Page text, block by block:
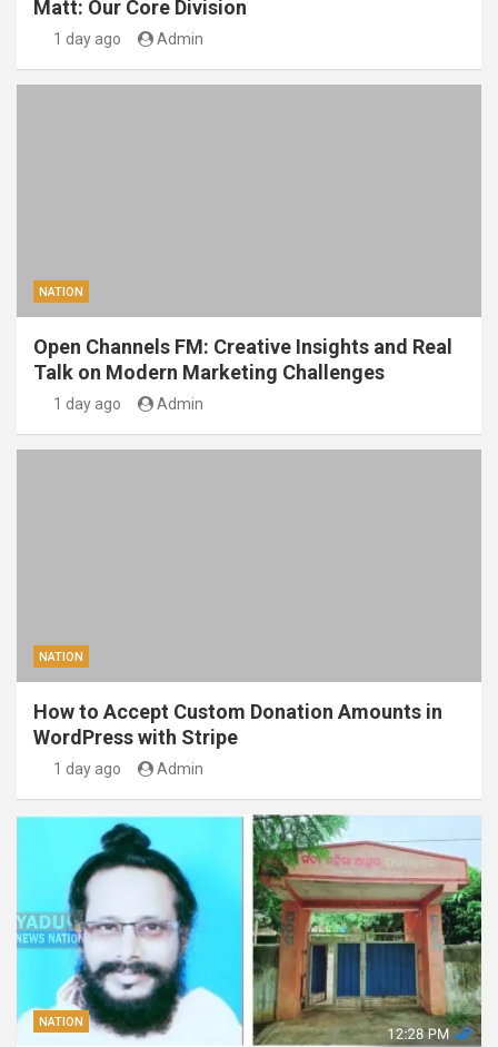
Matt: Our Core Division
1 day ago Admin
NATION
Open Channels FM: Creative Insights and Real
Talk on Modern Marketing Challenges
1 day ago Admin
NATION
How to Accept Custom Donation Amounts in
WordPress with Stripe
1 day ago Admin
NATION